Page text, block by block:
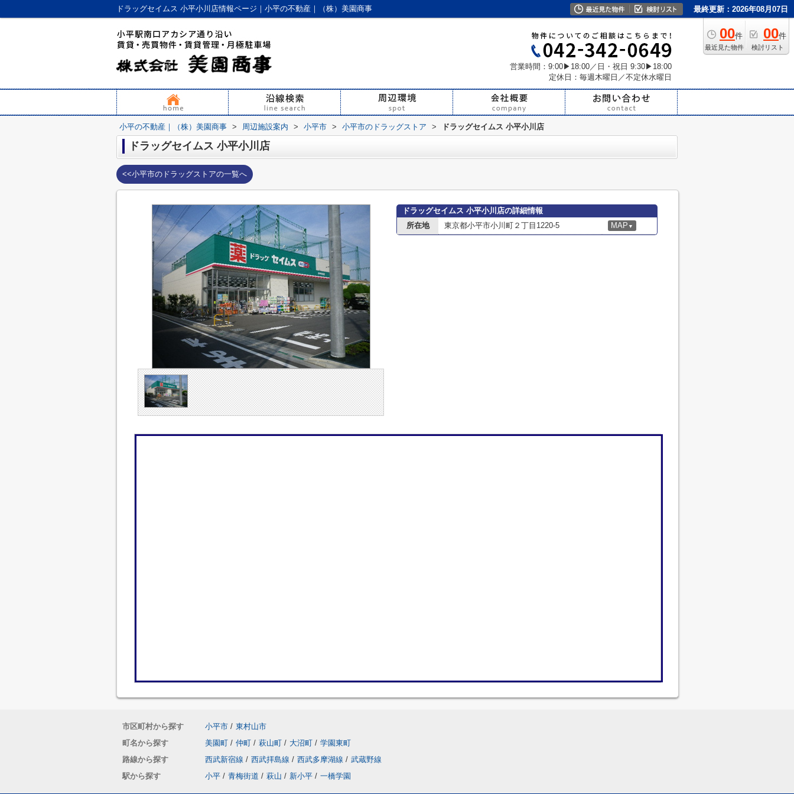
ドラッグセイムス 小平小川店情報ページ｜小平の不動産｜（株）美園商事 最終更新：2026年08月07日
00件
最近見た物件
00件
検討リスト
営業時間：9:00▶18:00／日・祝日 9:30▶18:00
定休日：毎週木曜日／不定休水曜日
小平の不動産｜（株）美園商事 > 周辺施設案内 > 小平市 > 小平市のドラッグストア > ドラッグセイムス 小平小川店
ドラッグセイムス 小平小川店
<<小平市のドラッグストアの一覧へ
ドラッグセイムス 小平小川店の詳細情報
所在地
東京都小平市小川町２丁目1220-5 MAP ▼
市区町村から探す 小平市 / 東村山市
町名から探す
美園町 / 仲町 / 萩山町 / 大沼町 / 学園東町
路線から探す
西武新宿線 / 西武拝島線 / 西武多摩湖線 / 武蔵野線
駅から探す
小平 / 青梅街道 / 萩山 / 新小平 / 一橋学園